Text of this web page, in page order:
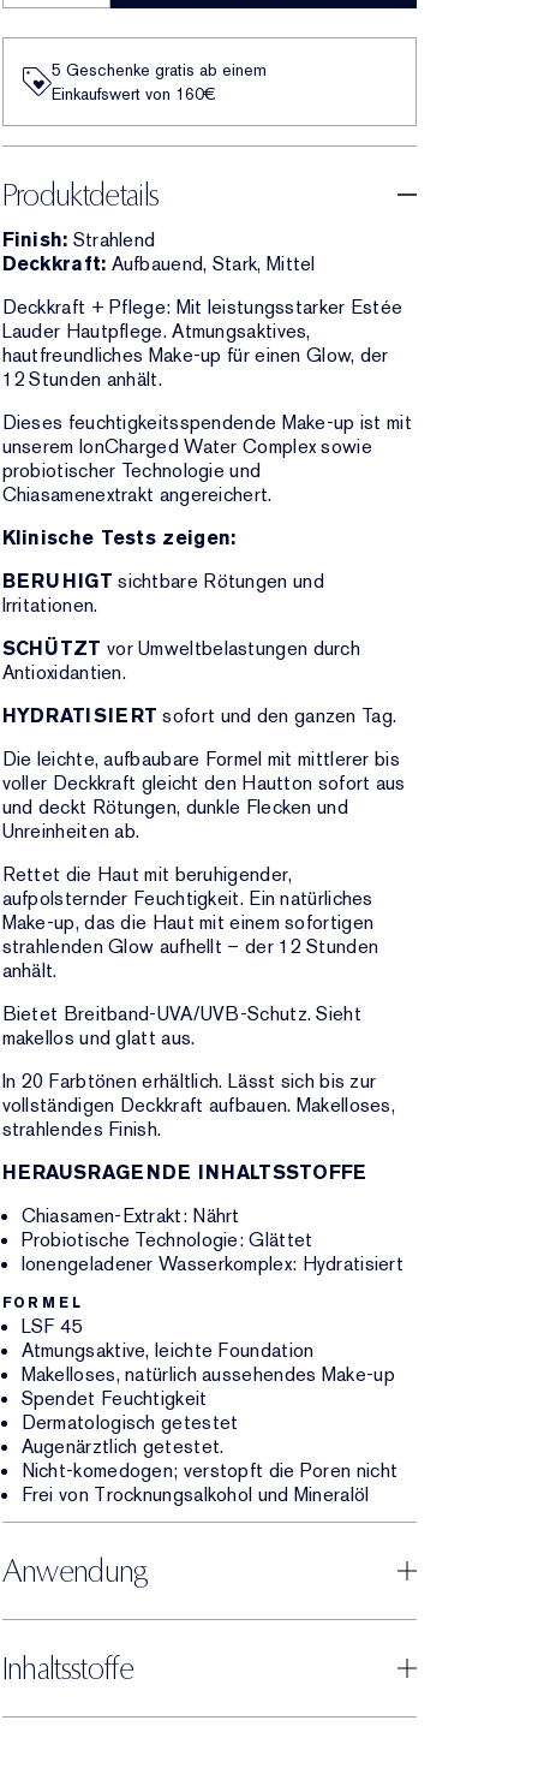
5 Geschenke gratis ab einem
Einkaufswert von 160€​
Produktdetails
Finish: Strahlend
Deckkraft: Aufbauend, Stark, Mittel
Deckkraft + Pflege: Mit leistungsstarker Estée
Lauder Hautpflege. Atmungsaktives,
hautfreundliches Make-up für einen Glow, der
12 Stunden anhält.
Dieses feuchtigkeitsspendende Make-up ist mit
unserem IonCharged Water Complex sowie
probiotischer Technologie und
Chiasamenextrakt angereichert.
Klinische Tests zeigen:
BERUHIGT sichtbare Rötungen und
Irritationen.
SCHÜTZT vor Umweltbelastungen durch
Antioxidantien.
HYDRATISIERT sofort und den ganzen Tag.
Die leichte, aufbaubare Formel mit mittlerer bis
voller Deckkraft gleicht den Hautton sofort aus
und deckt Rötungen, dunkle Flecken und
Unreinheiten ab.
Rettet die Haut mit beruhigender,
aufpolsternder Feuchtigkeit. Ein natürliches
Make-up, das die Haut mit einem sofortigen
strahlenden Glow aufhellt – der 12 Stunden
anhält.
Bietet Breitband-UVA/UVB-Schutz. Sieht
makellos und glatt aus.
In 20 Farbtönen erhältlich. Lässt sich bis zur
vollständigen Deckkraft aufbauen. Makelloses,
strahlendes Finish.
HERAUSRAGENDE INHALTSSTOFFE
Chiasamen-Extrakt: Nährt
Probiotische Technologie: Glättet
Ionengeladener Wasserkomplex: Hydratisiert
FORMEL
LSF 45
Atmungsaktive, leichte Foundation
Makelloses, natürlich aussehendes Make-up
Spendet Feuchtigkeit
Dermatologisch getestet
Augenärztlich getestet.
Nicht-komedogen; verstopft die Poren nicht
Frei von Trocknungsalkohol und Mineralöl
Anwendung
Inhaltsstoffe